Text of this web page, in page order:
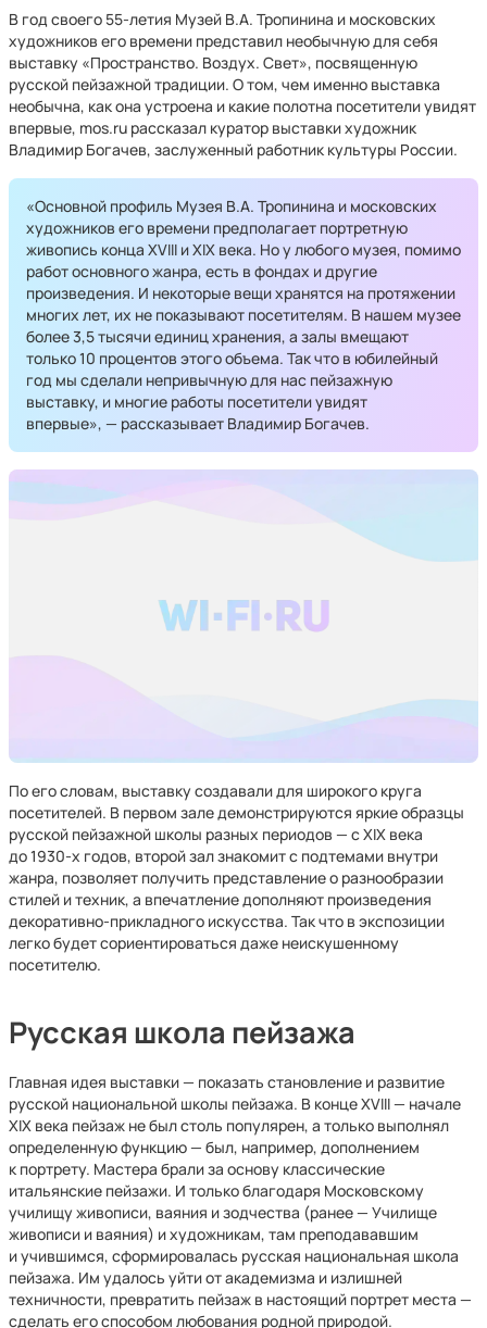
В год своего 55-летия Музей В.А. Тропинина и московских
художников его времени представил необычную для себя
выставку «Пространство. Воздух. Свет», посвященную
русской пейзажной традиции. О том, чем именно выставка
необычна, как она устроена и какие полотна посетители увидят
впервые, mos.ru рассказал куратор выставки художник
Владимир Богачев, заслуженный работник культуры России.
«Основной профиль Музея В.А. Тропинина и московских
художников его времени предполагает портретную
живопись конца XVIII и XIX века. Но у любого музея, помимо
работ основного жанра, есть в фондах и другие
произведения. И некоторые вещи хранятся на протяжении
многих лет, их не показывают посетителям. В нашем музее
более 3,5 тысячи единиц хранения, а залы вмещают
только 10 процентов этого объема. Так что в юбилейный
год мы сделали непривычную для нас пейзажную
выставку, и многие работы посетители увидят
впервые», — рассказывает Владимир Богачев.
По его словам, выставку создавали для широкого круга
посетителей. В первом зале демонстрируются яркие образцы
русской пейзажной школы разных периодов — с XIX века
до 1930-х годов, второй зал знакомит с подтемами внутри
жанра, позволяет получить представление о разнообразии
стилей и техник, а впечатление дополняют произведения
декоративно-прикладного искусства. Так что в экспозиции
легко будет сориентироваться даже неискушенному
посетителю.
Русская школа пейзажа
Главная идея выставки — показать становление и развитие
русской национальной школы пейзажа. В конце XVIII — начале
XIX века пейзаж не был столь популярен, а только выполнял
определенную функцию — был, например, дополнением
к портрету. Мастера брали за основу классические
итальянские пейзажи. И только благодаря Московскому
училищу живописи, ваяния и зодчества (ранее — Училище
живописи и ваяния) и художникам, там преподававшим
и учившимся, сформировалась русская национальная школа
пейзажа. Им удалось уйти от академизма и излишней
техничности, превратить пейзаж в настоящий портрет места —
сделать его способом любования родной природой.